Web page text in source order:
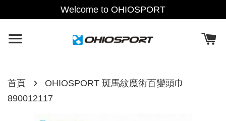
Welcome to OHIOSPORT
首頁 ›
OHIOSPORT 斑馬紋魔術百變頭巾
890012117